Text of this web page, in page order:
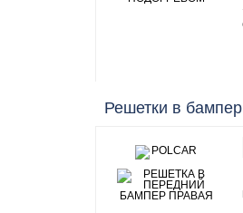
Решетки в бампер